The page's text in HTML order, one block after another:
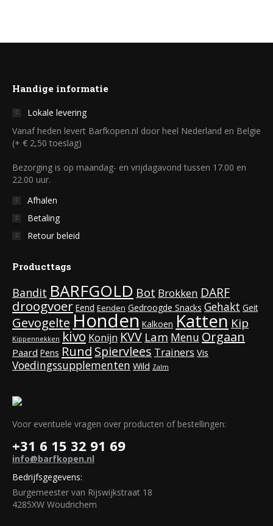
worden
de
Handige informatie
Lokale levering
Vanaf heden levert Barfkopen.nl door heel Nederland en Belgie
(+ € 2,50 toeslag)
Bezorging is op maandag- en vrijdagavond tussen 17.00 en
22.00 uur.
Afhalen
Betaling
Retour beleid
Producttags
Bandit BARFGOLD Bot Brokken DARF
droogvoer Eend Eenden Gedroogde Snacks Gehakt Geit
GevogelteHonden Kalkoen Katten Kip
Kippennekken kivo Konijn KVV Lam Menu Orgaan
Paard Pens Rund Spiervlees Trainers Vis
Voedingssupplementen Wild Zalm
Voor eventuele vragen over producten of bestellingen:
+31 6 15 32 91 69
info@barfkopen.nl
Bedrijfsgegevens:
Burgemeester van Rijswijkstraat 18
4285XW Woudrichem